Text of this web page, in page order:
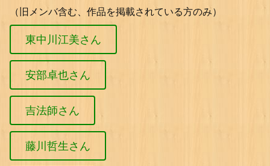
（旧メンバ含む、作品を掲載されている方のみ）
東中川江美さん
安部卓也さん
吉法師さん
藤川哲生さん